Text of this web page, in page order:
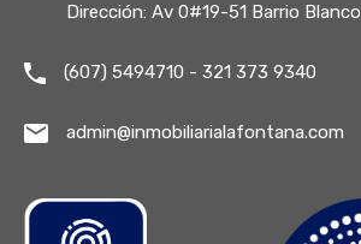
Dirección: Av 0#19-51 Barrio Blanco
(607) 5494710 - 321 373 9340
admin@inmobiliarialafontana.com